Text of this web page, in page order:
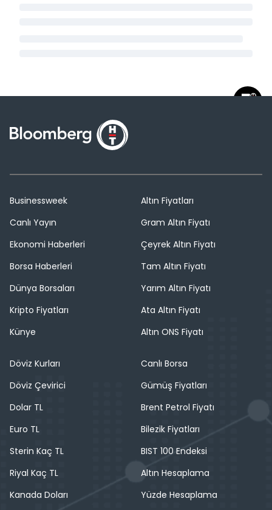
Businessweek
Canlı Yayın
Ekonomi Haberleri
Borsa Haberleri
Dünya Borsaları
Kripto Fiyatları
Künye
Altın Fiyatları
Gram Altın Fiyatı
Çeyrek Altın Fiyatı
Tam Altın Fiyatı
Yarım Altın Fiyatı
Ata Altın Fiyatı
Altın ONS Fiyatı
Döviz Kurları
Döviz Çevirici
Dolar TL
Euro TL
Sterin Kaç TL
Riyal Kaç TL
Kanada Doları
Canlı Borsa
Gümüş Fiyatları
Brent Petrol Fiyatı
Bilezik Fiyatları
BIST 100 Endeksi
Altın Hesaplama
Yüzde Hesaplama